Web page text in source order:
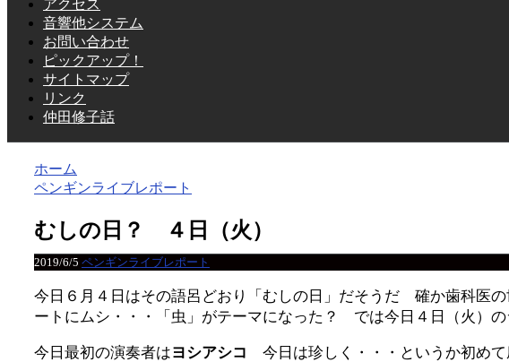
アクセス
音響他システム
お問い合わせ
ピックアップ！
サイトマップ
リンク
仲田修子話
ホーム
ペンギンライブレポート
むしの日？ ４日（火）
2019/6/5 ペンギンライブレポート
今日６月４日はその語呂どおり「むしの日」だそうだ 確か歯科医
ートにムシ・・・「虫」がテーマになった？ では今日４日（火）の
今日最初の演奏者はヨシアシコ 今日は珍しく・・・というか初め